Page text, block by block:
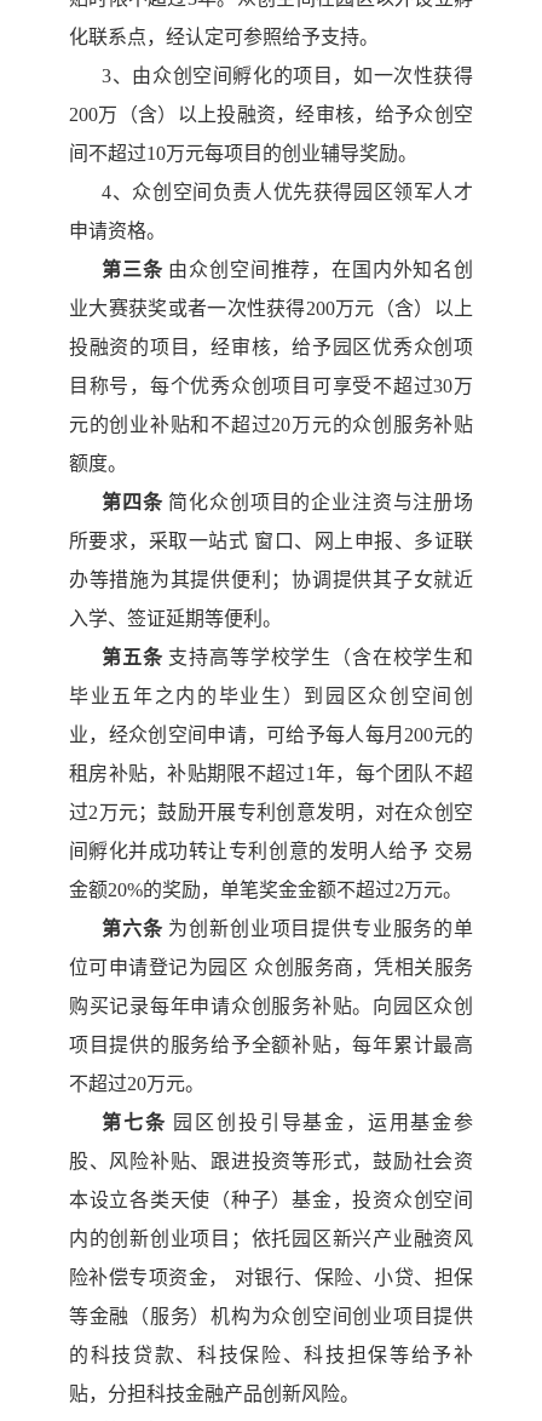
化联系点，经认定可参照给予支持。
3、由众创空间孵化的项目，如一次性获得
200万（含）以上投融资，经审核，给予众创空
间不超过10万元每项目的创业辅导奖励。
4、众创空间负责人优先获得园区领军人才
申请资格。
第三条 由众创空间推荐，在国内外知名创
业大赛获奖或者一次性获得200万元（含）以上
投融资的项目，经审核，给予园区优秀众创项
目称号 ， 每个优秀众创项目可享受不超过30万
元的创业补贴和不超过20万元的众创服务补贴
额度。
第四条 简化众创项目的企业注资与注册场
所要求，采取一站式 窗口、网上申报、多证联
办等措施为其提供便利；协调提供其子女就近
入学、签证延期等便利。
第五条 支持高等学校学生（含在校学生和
毕业五年之内的毕业 生）到园区众创空间创
业，经众创空间申请，可给予每人每月 200元的
租房补贴，补贴期限不超过1年，每个团队不超
过2万元；鼓励开展专利创意发明 ， 对在众创 空
间孵化并成功转让专利创意的发明人给予 交易
金额20%的奖励，单笔奖金金额不超过2万元。
第六条 为创新创业项目提供专业服务的单
位可申请登记为园区 众创服务商 ，凭相关服务
购买记录每年申请众创服务补贴。 向园区众创
项目提供的服务给予全额补贴，每年累计最高
不超过20万元。
第七条 园区创投引导基金，运用基金参
股、风险补贴、跟进投资等形式，鼓励社会资
本设立各类天使（种子）基金，投资众创空间
内的创新创业项目 ； 依托园区新兴产业融资风
险补偿专项资金， 对银行、保险、小贷、担保
等金融（服务）机构为众创空间创业项目提供
的科技贷款、科技保险、科技担保等给予补
贴，分担科技金融产品创 新风险。